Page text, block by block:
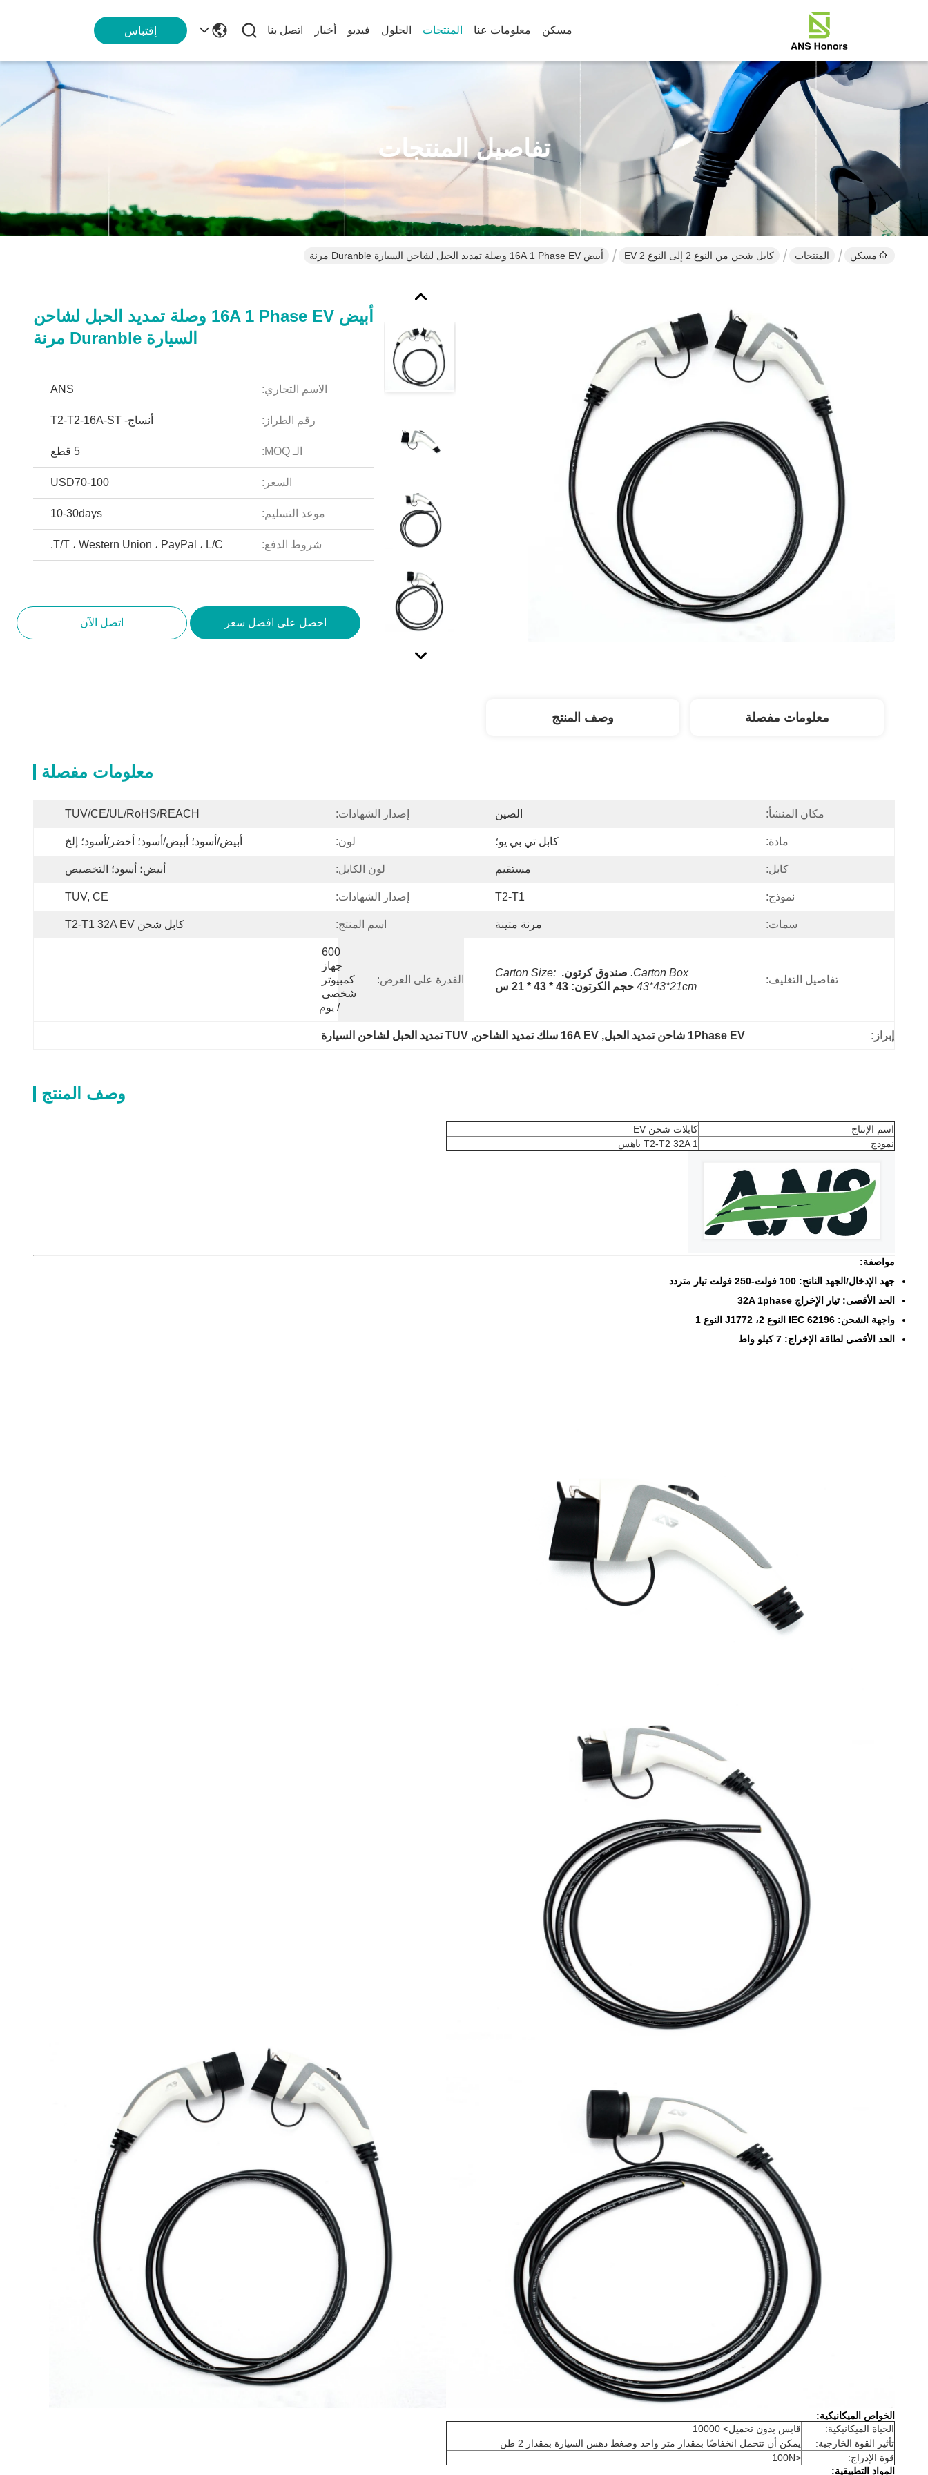
مسكن معلومات عنا المنتجات الحلول فيديو أخبار اتصل بنا إقتباس
تفاصيل المنتجات
مسكن المنتجات كابل شحن من النوع 2 إلى النوع 2 EV أبيض 16A 1 Phase EV وصلة تمديد الحبل لشاحن السيارة Duranble مرنة
أبيض 16A 1 Phase EV وصلة تمديد الحبل لشاحن
السيارة Duranble مرنة
الاسم التجاري: ANS
رقم الطراز: أنساج- T2-T2-16A-ST
الـ MOQ: 5 قطع
السعر: USD70-100
موعد التسليم: 10-30days
شروط الدفع: T/T ، Western Union ، PayPal ، L/C.
احصل على افضل سعر اتصل الآن
معلومات مفصلة وصف المنتج
معلومات مفصلة
مكان المنشأ: الصين إصدار الشهادات: TUV/CE/UL/RoHS/REACH
مادة: كابل تي بي يو؛ لون: أبيض/أسود؛ أبيض/أسود؛ أخضر/أسود؛ إلخ
كابل: مستقيم لون الكابل: أبيض؛ أسود؛ التخصيص
نموذج: T2-T1 إصدار الشهادات: TUV, CE
سمات: مرنة متينة اسم المنتج: كابل شحن T2-T1 32A EV
تفاصيل التغليف:
Carton Box. صندوق كرتون. Carton Size:
43*43*21cm حجم الكرتون: 43 * 43 * 21 س
القدرة على العرض:
/ يوم
إبراز: 1Phase EV شاحن تمديد الحبل , 16A EV سلك تمديد الشاحن , TUV تمديد الحبل لشاحن السيارة
وصف المنتج
اسم الإنتاج
كابلات شحن EV
نموذج
T2-T2 32A 1 باهس
مواصفة:
جهد الإدخال/الجهد الناتج: 100 فولت-250 فولت تيار متردد
الحد الأقصى: تيار الإخراج 32A 1phase
واجهة الشحن: IEC 62196 النوع 2، J1772 النوع 1
الحد الأقصى لطاقة الإخراج: 7 كيلو واط
الخواص الميكانيكية:
الحياة الميكانيكية:
قابس بدون تحميل> 10000
تأثير القوة الخارجية:
يمكن أن تتحمل انخفاضًا بمقدار متر واحد وضغط دهس السيارة بمقدار 2 طن
قوة الإدراج:
<100N
المواد التطبيقية: